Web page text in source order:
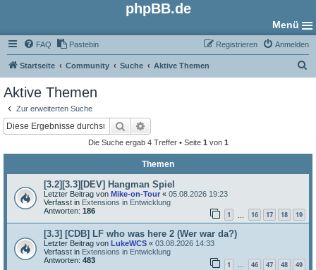
phpBB.de
Menü
FAQ Pastebin Anmelden
Registrieren
Startseite Community Suche Aktive Themen
Aktive Themen
Zur erweiterten Suche
Suche
Die Suche ergab 4 Treffer • Seite 1 von 1
Themen
[3.2][3.3][DEV] Hangman Spiel
Letzter Beitrag von Mike-on-Tour « 05.08.2026 19:23
Verfasst in Extensions in Entwicklung
Antworten: 186 1 16 17 18 19
[3.3] [CDB] LF who was here 2 (Wer war da?)
Letzter Beitrag von LukeWCS « 03.08.2026 14:33
Verfasst in Extensions in Entwicklung
Antworten: 483 1 … 46 47 48 49